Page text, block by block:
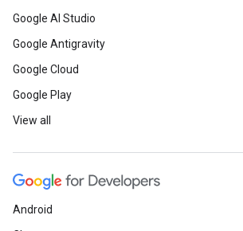
Google AI Studio
Google Antigravity
Google Cloud
Google Play
View all
Android